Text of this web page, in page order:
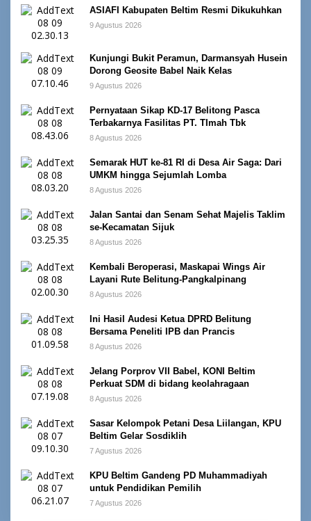
ASIAFI Kabupaten Beltim Resmi Dikukuhkan
9 Agustus 2026
Kunjungi Bukit Peramun, Darmansyah Husein
Dorong Geosite Babel Naik Kelas
9 Agustus 2026
Pernyataan Sikap KD-17 Belitong Pasca
Terbakarnya Fasilitas PT. TImah Tbk
8 Agustus 2026
Semarak HUT ke-81 RI di Desa Air Saga: Dari
UMKM hingga Sejumlah Lomba
8 Agustus 2026
Jalan Santai dan Senam Sehat Majelis Taklim
se-Kecamatan Sijuk
8 Agustus 2026
Kembali Beroperasi, Maskapai Wings Air
Layani Rute Belitung-Pangkalpinang
8 Agustus 2026
Ini Hasil Audesi Ketua DPRD Belitung
Bersama Peneliti IPB dan Prancis
8 Agustus 2026
Jelang Porprov VII Babel, KONI Beltim
Perkuat SDM di bidang keolahragaan
8 Agustus 2026
Sasar Kelompok Petani Desa Liilangan, KPU
Beltim Gelar Sosdiklih
7 Agustus 2026
KPU Beltim Gandeng PD Muhammadiyah
untuk Pendidikan Pemilih
7 Agustus 2026